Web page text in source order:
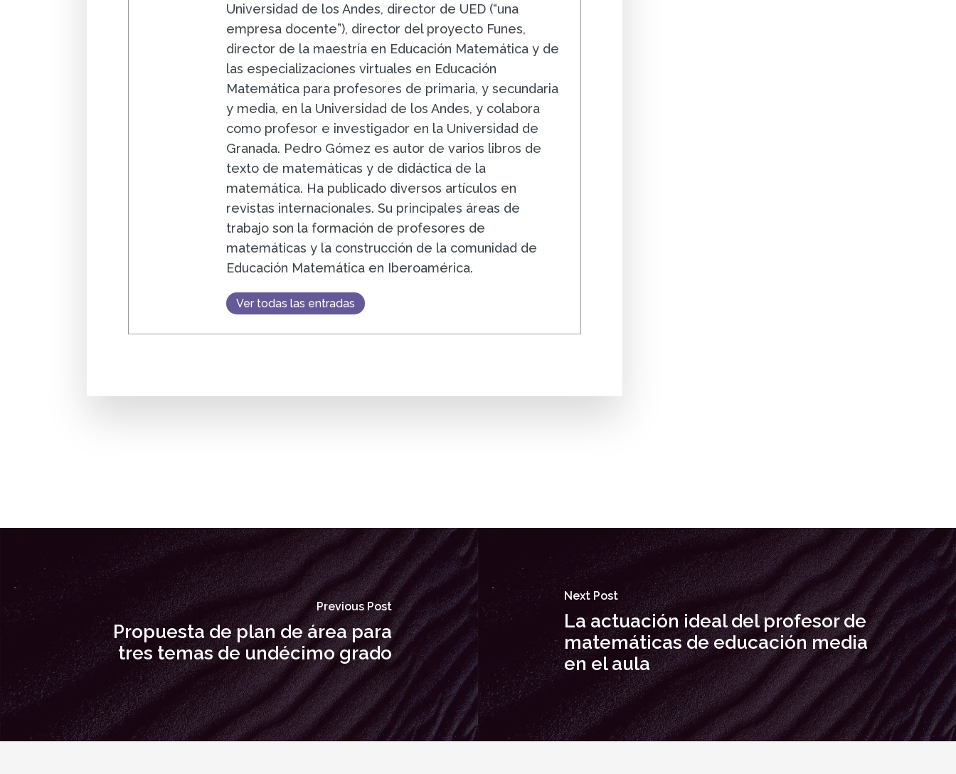
Universidad de los Andes, director de UED (“una
empresa docente”), director del proyecto Funes,
director de la maestría en Educación Matemática y de
las especializaciones virtuales en Educación
Matemática para profesores de primaria, y secundaria
y media, en la Universidad de los Andes, y colabora
como profesor e investigador en la Universidad de
Granada. Pedro Gómez es autor de varios libros de
texto de matemáticas y de didáctica de la
matemática. Ha publicado diversos artículos en
revistas internacionales. Su principales áreas de
trabajo son la formación de profesores de
matemáticas y la construcción de la comunidad de
Educación Matemática en Iberoamérica.
Ver todas las entradas
Previous Post
Propuesta de plan de área para
tres temas de undécimo grado
Next Post
La actuación ideal del profesor de
matemáticas de educación media
en el aula